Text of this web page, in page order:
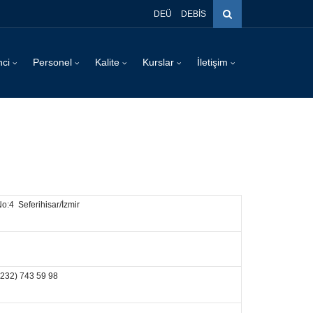
DEÜ DEBİS
Personel Kalite Kurslar İletişim
Seferihisar/İzmir
743 59 98